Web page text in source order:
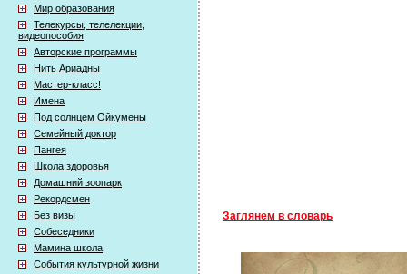
Мир образования
Телекурсы, телелекции,
видеопособия
Авторские программы
Нить Ариадны
Мастер-класс!
Имена
Под солнцем Ойкумены
Семейный доктор
Пангея
Школа здоровья
Домашний зоопарк
Рекордсмен
Без визы
Собеседники
Мамина школа
События культурной жизни
Заглянем в словарь